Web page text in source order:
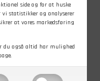
side og for at huske
statistikker og analyserer
at vores markedsføring
du også altid har mulighed
shirt med rund
På lager - Køb nu